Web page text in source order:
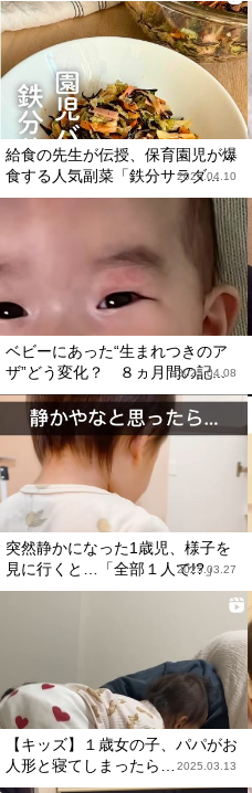
給食の先生が伝授、保育園児が爆
食する人気副菜「鉄分サラダ...
2025.04.10
ベビーにあった“生まれつきのア
ザ”どう変化？ ８ヵ月間の記...
2025.04.08
突然静かになった1歳児、様子を
見に行くと…「全部１人で!?」
2025.03.27
【キッズ】１歳女の子、パパがお
人形と寝てしまったら…
2025.03.13